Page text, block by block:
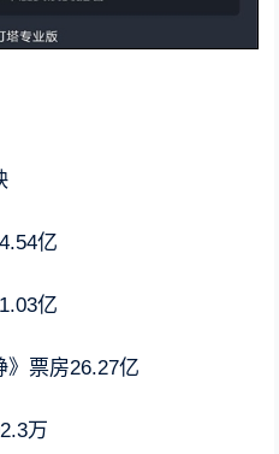
亿
亿
票房26.27亿
万